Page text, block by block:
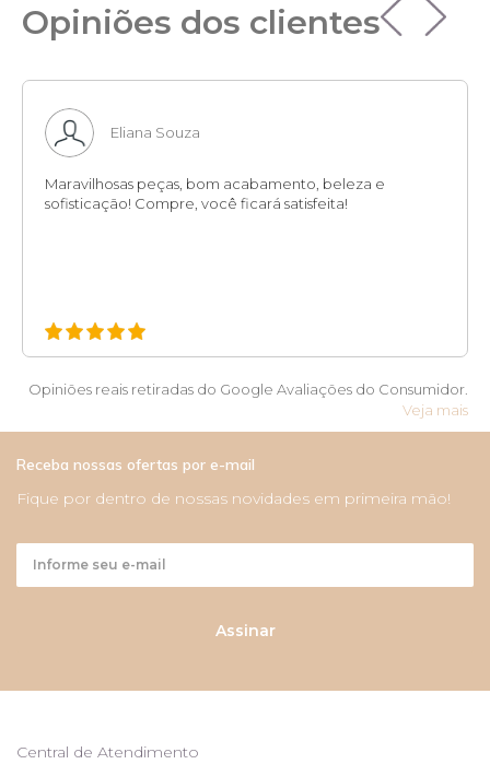
Opiniões dos clientes
Eliana Souza
Maravilhosas peças, bom acabamento, beleza e
sofisticação! Compre, você ficará satisfeita!
Opiniões reais retiradas do Google Avaliações do Consumidor.
Veja mais
Receba nossas ofertas por e-mail
Fique por dentro de nossas novidades em primeira mão!
Assinar
Central de Atendimento